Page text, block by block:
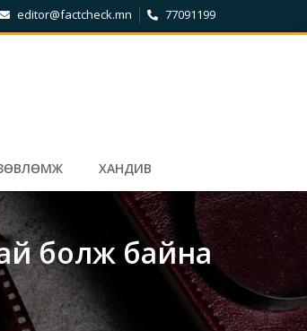
editor@factcheck.mn 77091199
ХАНДИВ
болж байна